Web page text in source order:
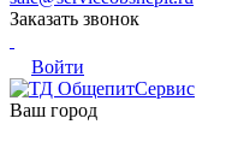
Заказать звонок
Войти
Ваш город